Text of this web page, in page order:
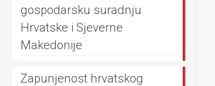
gospodarsku suradnju
Hrvatske i Sjeverne
Makedonije
Zapunjenost hrvatskog